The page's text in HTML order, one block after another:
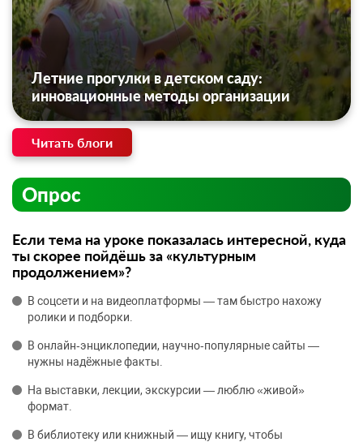
Летние прогулки в детском саду:
инновационные методы организации
Читать блоги
Опрос
Если тема на уроке показалась интересной, куда
ты скорее пойдёшь за «культурным
продолжением»?
В соцсети и на видеоплатформы — там быстро нахожу
ролики и подборки.
В онлайн‑энциклопедии, научно‑популярные сайты —
нужны надёжные факты.
На выставки, лекции, экскурсии — люблю «живой»
формат.
В библиотеку или книжный — ищу книгу, чтобы